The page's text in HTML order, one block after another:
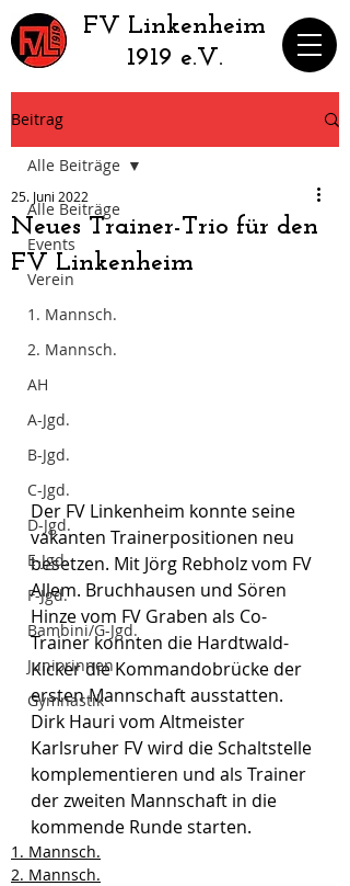
​FV Linkenheim
1919 e.V.
Beitrag
Alle Beiträge
Events
Verein
1. Mannsch.
2. Mannsch.
AH
A-Jgd.
B-Jgd.
C-Jgd.
D-Jgd.
E-Jgd.
F-Jgd.
Bambini/G-Jgd.
Juniorinnen
Gymnastik
Alle Beiträge
Neues Trainer-Trio für den
FV Linkenheim
25. Juni 2022
Der FV Linkenheim konnte seine
vakanten Trainerpositionen neu
besetzen. Mit Jörg Rebholz vom FV
Allem. Bruchhausen und Sören
Hinze vom FV Graben als Co-
Trainer konnten die Hardtwald-
Kicker die Kommandobrücke der
ersten Mannschaft ausstatten.
Dirk Hauri vom Altmeister
Karlsruher FV wird die Schaltstelle
komplementieren und als Trainer
der zweiten Mannschaft in die
kommende Runde starten.
1. Mannsch.
2. Mannsch.